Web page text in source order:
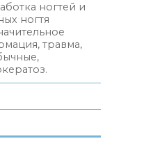
ногтей и
ногтя
травма,